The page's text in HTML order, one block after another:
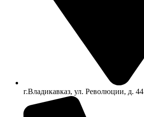
г.Владикавказ, ул. Революции, д. 44